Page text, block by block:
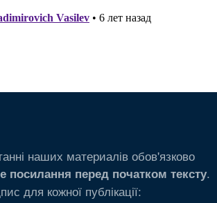
наших материалів обов'язково
посилання перед початком тексту.
для кожної публікації: